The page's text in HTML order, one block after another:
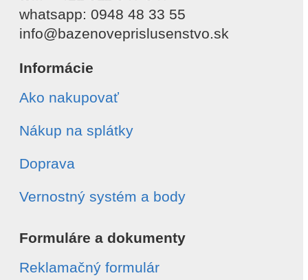
whatsapp: 0948 48 33 55
info@bazenoveprislusenstvo.sk
Informácie
Ako nakupovať
Nákup na splátky
Doprava
Vernostný systém a body
Formuláre a dokumenty
Reklamačný formulár